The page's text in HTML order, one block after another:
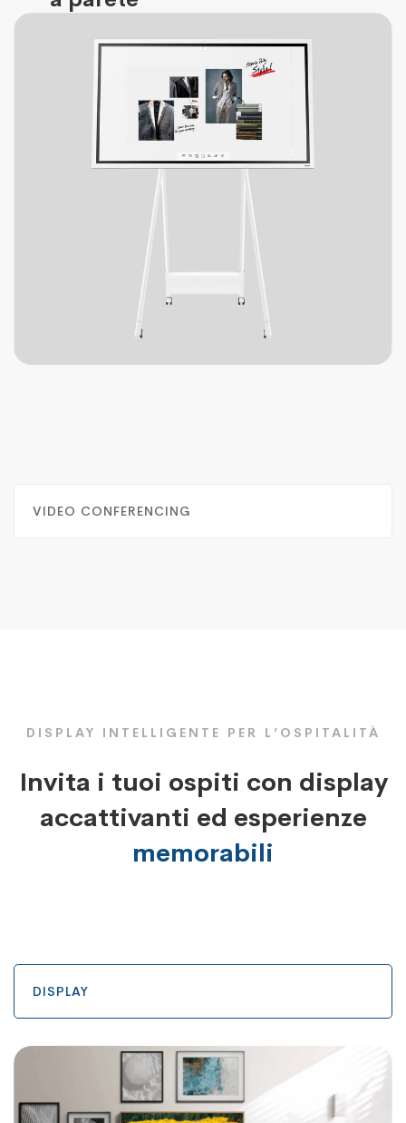
VIDEO CONFERENCING
DISPLAY INTELLIGENTE PER L’OSPITALITÀ
Invita i tuoi ospiti con display
accattivanti ed esperienze
memorabili
DISPLAY